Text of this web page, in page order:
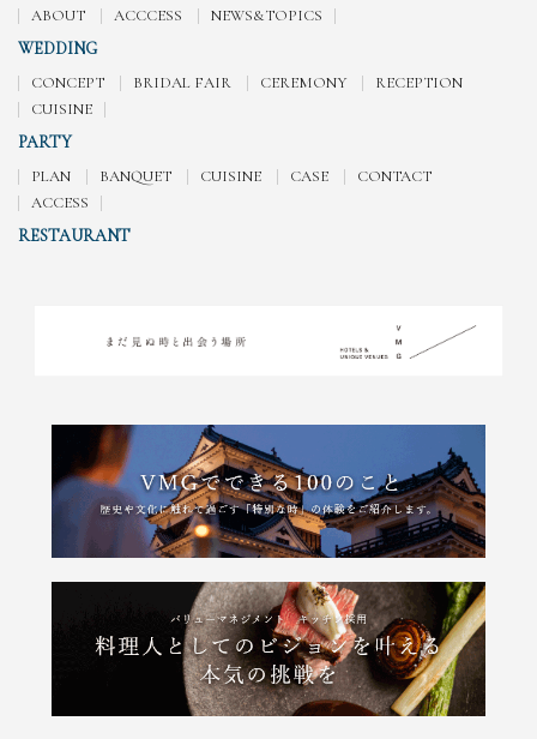
ABOUT ACCCESS NEWS&TOPICS
WEDDING
CONCEPT BRIDAL FAIR CEREMONY
RECEPTION
CUISINE
PARTY
PLAN BANQUET CUISINE CASE
CONTACT
ACCESS
RESTAURANT